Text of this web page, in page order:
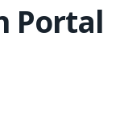
Portal